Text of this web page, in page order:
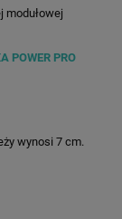
modułowej
POWER PRO
wynosi 7 cm.